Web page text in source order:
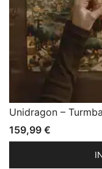
Unidragon –
159,99 €